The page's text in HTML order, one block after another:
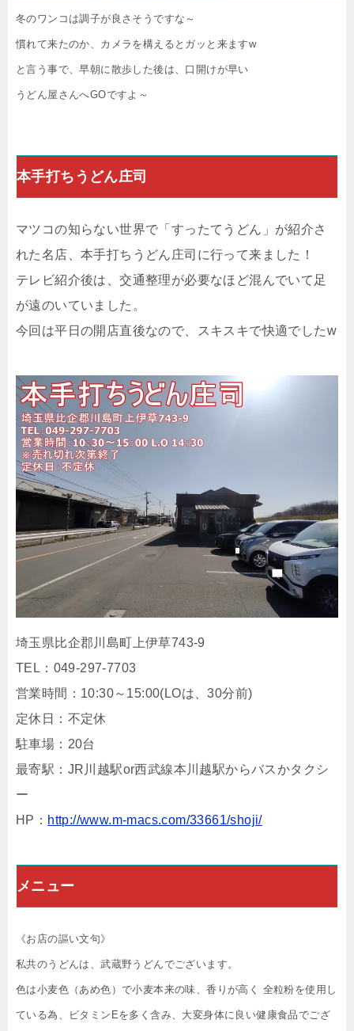
冬のワンコは調子が良さそうですな～
慣れて来たのか、カメラを構えるとガッと来ますw
と言う事で、早朝に散歩した後は、口開けが早い
うどん屋さんへGOですよ～
本手打ちうどん庄司
マツコの知らない世界で「すったてうどん」が紹介さ
れた名店、本手打ちうどん庄司に行って来ました！
テレビ紹介後は、交通整理が必要なほど混んでいて足
が遠のいていました。
今回は平日の開店直後なので、スキスキで快適でしたw
埼玉県比企郡川島町上伊草743-9
TEL：049-297-7703
営業時間：10:30～15:00(LOは、30分前)
定休日：不定休
駐車場：20台
最寄駅：JR川越駅or西武線本川越駅からバスかタクシ
ー
HP： http://www.m-macs.com/33661/shoji/
メニュー
《お店の謳い文句》
私共のうどんは、武蔵野うどんでございます。
色は小麦色（あめ色）で小麦本来の味、香りが高く 全粒粉を使用し
ている為、ビタミンEを多く含み、大変身体に良い健康食品でござ